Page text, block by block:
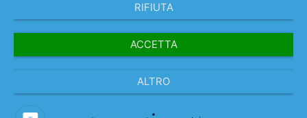
RIFIUTA
ACCETTA
ALTRO